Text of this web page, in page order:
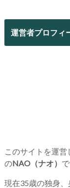
運営者プロフィ
このサイトを運
のNAO（ナオ） で
現在35歳の独身、